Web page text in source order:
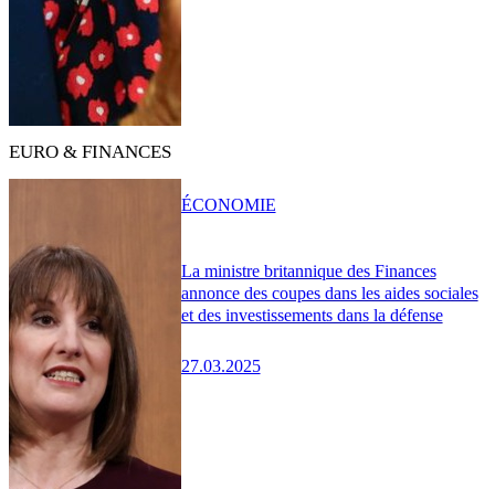
EURO & FINANCES
La ministre britannique des Finances
annonce des coupes dans les aides sociales
et des investissements dans la défense
27.03.2025
ÉCONOMIE